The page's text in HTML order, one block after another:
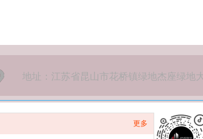
地址：江苏省昆山市花桥镇绿地杰座绿地
更多